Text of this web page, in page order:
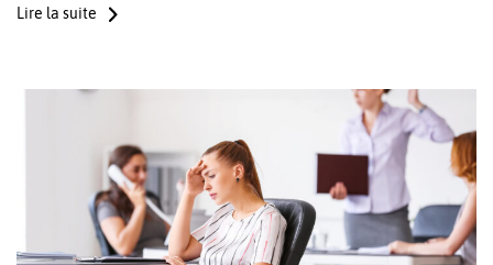
Lire la suite